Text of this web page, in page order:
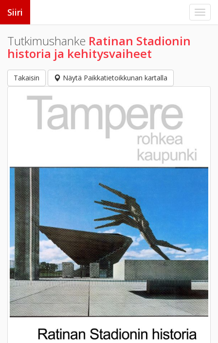
Siiri
Tutkimushanke Ratinan Stadionin
historia ja kehitysvaiheet
Takaisin Näytä Paikkatietoikkunan kartalla